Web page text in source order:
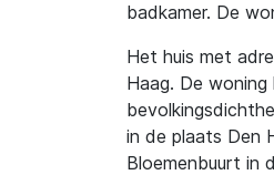
badkamer. De
Het huis met
Haag. De
in de plaats Den
Bloemenbuurt in